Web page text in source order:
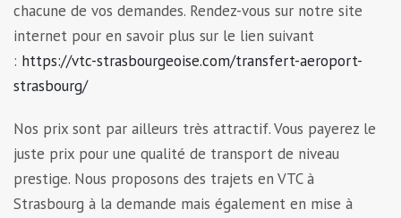
chacune de vos demandes. Rendez-vous sur notre site
internet pour en savoir plus sur le lien suivant
: https://vtc-strasbourgeoise.com/transfert-aeroport-
strasbourg/
Nos prix sont par ailleurs très attractif. Vous payerez le
juste prix pour une qualité de transport de niveau
prestige. Nous proposons des trajets en VTC à
Strasbourg à la demande mais également en mise à